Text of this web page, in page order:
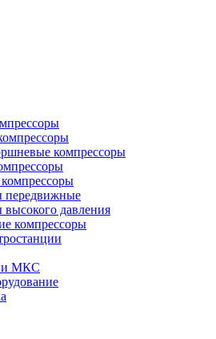
компрессоры
передвижные
давления
компрессоры
МКС